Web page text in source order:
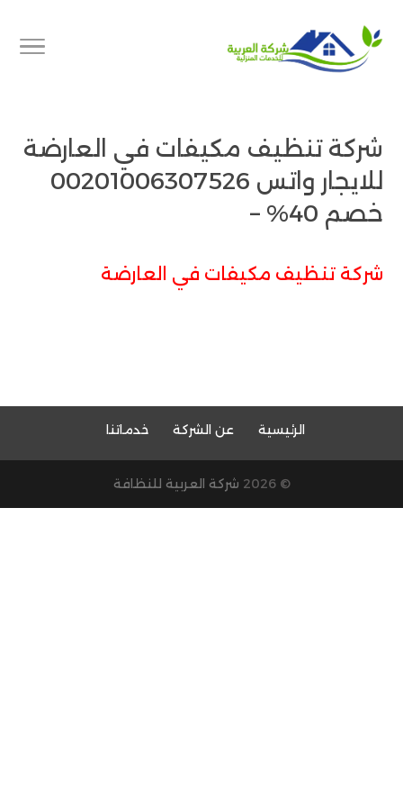
شركة تنظيف مكيفات في العارضة
للايجار واتس 00201006307526
خصم 40% –
شركة تنظيف مكيفات في العارضة
الرئيسية عن الشركة خدماتنا
© 2026 شركة العربية للنظافة